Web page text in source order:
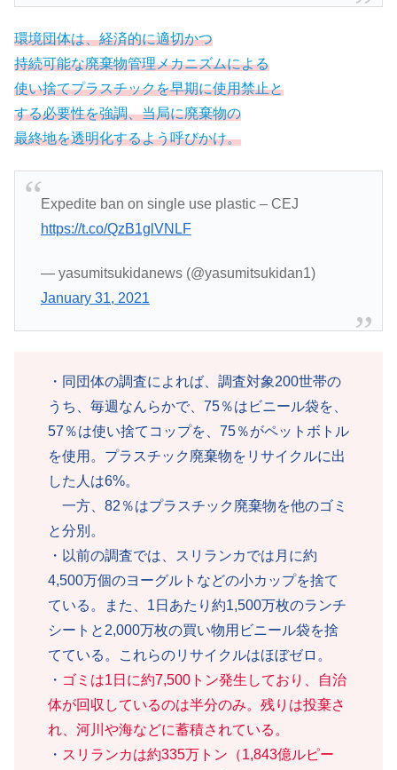
環境団体は、経済的に適切かつ
持続可能な廃棄物管理メカニズムによる
使い捨てプラスチックを早期に使用禁止と
する必要性を強調、当局に廃棄物の
最終地を透明化するよう呼びかけ。
Expedite ban on single use plastic – CEJ
https://t.co/QzB1glVNLF
— yasumitsukidanews (@yasumitsukidan1)
January 31, 2021
・同団体の調査によれば、調査対象200世帯の
うち、毎週なんらかで、75％はビニール袋を、
57％は使い捨てコップを、75％がペットボトル
を使用。プラスチック廃棄物をリサイクルに出
した人は6%。
一方、82％はプラスチック廃棄物を他のゴミ
と分別。
・以前の調査では、スリランカでは月に約
4,500万個のヨーグルトなどの小カップを捨て
ている。また、1日あたり約1,500万枚のランチ
シートと2,000万枚の買い物用ビニール袋を捨
てている。これらのリサイクルはほぼゼロ。
・ ゴミは1日に約7,500トン発生しており、自治
体が回収しているのは半分のみ。残りは投棄さ
れ、河川や海などに蓄積されている。
・ スリランカは約335万トン（1,843億ルピー